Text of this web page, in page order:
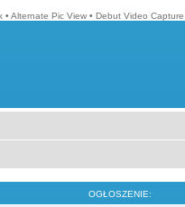
• Alternate Pic View • Debut Video
OGŁOSZENIE: